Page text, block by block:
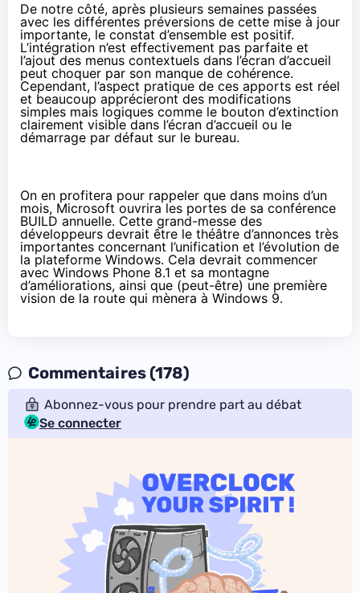
De notre côté, après plusieurs semaines passées
avec les différentes préversions de cette mise à jour
importante, le constat d’ensemble est positif.
L’intégration n’est effectivement pas parfaite et
l’ajout des menus contextuels dans l’écran d’accueil
peut choquer par son manque de cohérence.
Cependant, l’aspect pratique de ces apports est réel
et beaucoup apprécieront des modifications
simples mais logiques comme le bouton d’extinction
clairement visible dans l’écran d’accueil ou le
démarrage par défaut sur le bureau.
On en profitera pour rappeler que dans moins d’un
mois, Microsoft ouvrira les portes de sa conférence
BUILD annuelle. Cette grand-messe des
développeurs devrait être le théâtre d’annonces très
importantes concernant l’unification et l’évolution de
la plateforme Windows. Cela devrait commencer
avec Windows Phone 8.1 et sa montagne
d’améliorations, ainsi que (peut-être) une première
vision de la route qui mènera à Windows 9.
Commentaires (178)
Abonnez-vous pour prendre part au débat
Se connecter